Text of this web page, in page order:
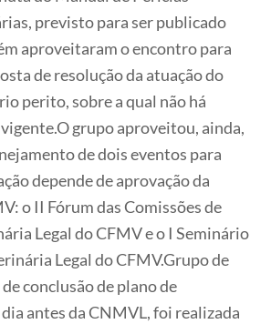
previsto para ser publicado
aproveitaram o encontro para
de resolução da atuação do
perito, sobre a qual não há
grupo aproveitou, ainda,
de dois eventos para
depende de aprovação da
o II Fórum das Comissões de
Legal do CFMV e o I Seminário
Legal do CFMV.Grupo de
conclusão de plano de
antes da CNMVL, foi realizada